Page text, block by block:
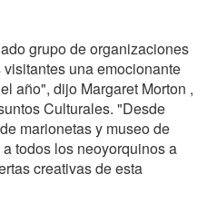
grupo de organizaciones
una emocionante
año", dijo Margaret Morton ,
Culturales. "Desde
marionetas y museo de
todos los neoyorquinos a
creativas de esta